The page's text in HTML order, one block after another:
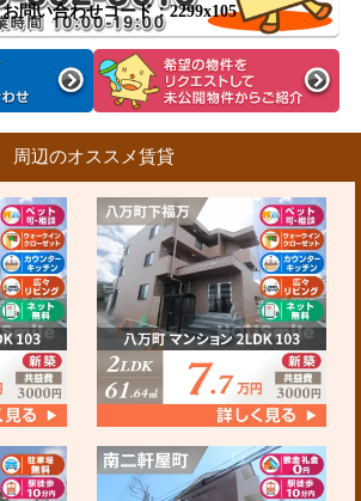
お問い合わせコード：2299x105
周辺のオススメ賃貸